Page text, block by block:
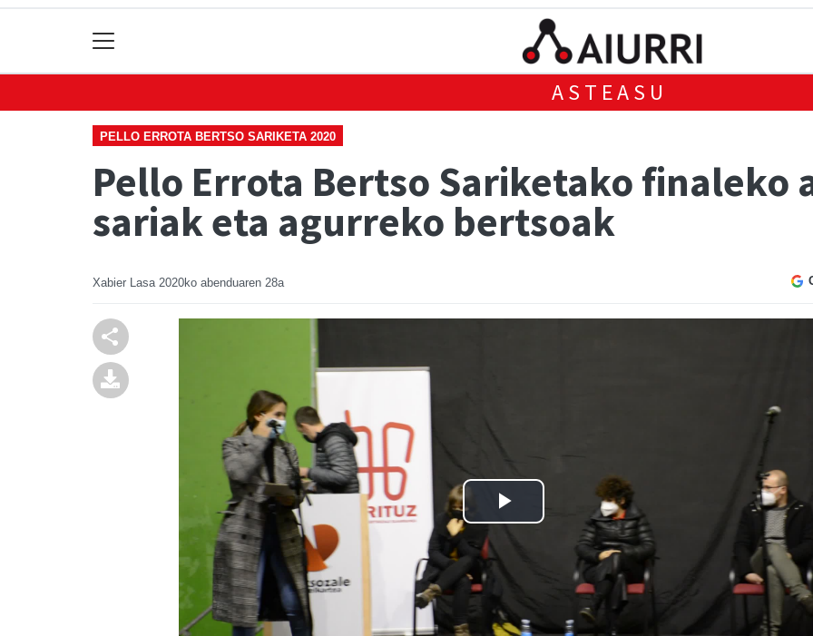
ASTEASU
PELLO ERROTA BERTSO SARIKETA 2020
Pello Errota Bertso Sariketako finaleko
sariak eta agurreko bertsoak
Xabier Lasa 2020ko abenduaren 28a